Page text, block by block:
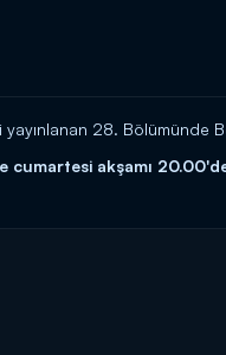
28. Bölümünde
akşamı